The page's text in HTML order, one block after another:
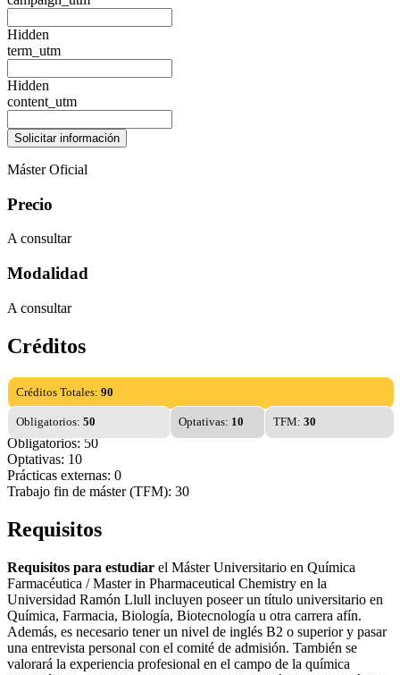
Hidden
term_utm
Hidden
content_utm
Máster Oficial
Precio
A consultar
Modalidad
A consultar
Créditos
Créditos Totales: 90
Obligatorios: 50 Optativas: 10 TFM: 30
Obligatorios: 50
Optativas: 10
Prácticas externas: 0
Trabajo fin de máster (TFM): 30
Requisitos
Requisitos para estudiar el Máster Universitario en Química
Farmacéutica / Master in Pharmaceutical Chemistry en la
Universidad Ramón Llull incluyen poseer un título universitario en
Química, Farmacia, Biología, Biotecnología u otra carrera afín.
Además, es necesario tener un nivel de inglés B2 o superior y pasar
una entrevista personal con el comité de admisión. También se
valorará la experiencia profesional en el campo de la química